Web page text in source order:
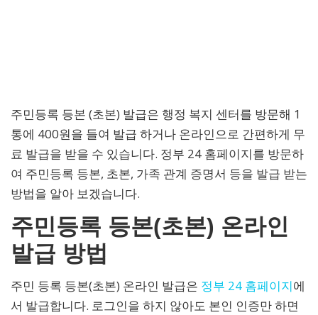
주민등록 등본 (초본) 발급은 행정 복지 센터를 방문해 1
통에 400원을 들여 발급 하거나 온라인으로 간편하게 무
료 발급을 받을 수 있습니다. 정부 24 홈페이지를 방문하
여 주민등록 등본, 초본, 가족 관계 증명서 등을 발급 받는
방법을 알아 보겠습니다.
주민등록 등본(초본) 온라인
발급 방법
주민 등록 등본(초본) 온라인 발급은 정부 24 홈페이지에
서 발급합니다. 로그인을 하지 않아도 본인 인증만 하면